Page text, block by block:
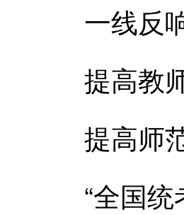
一线反
提高教
提高师
“全国统